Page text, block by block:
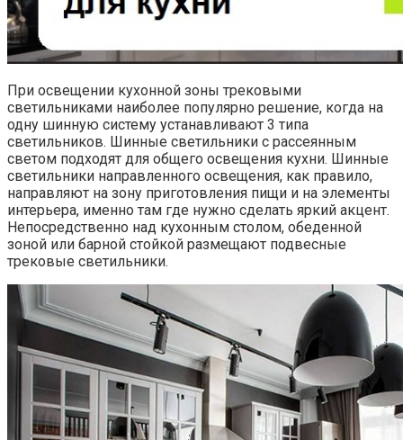
При освещении кухонной зоны трековыми
светильниками наиболее популярно решение, когда на
одну шинную систему устанавливают 3 типа
светильников. Шинные светильники с рассеянным
светом подходят для общего освещения кухни. Шинные
светильники направленного освещения, как правило,
направляют на зону приготовления пищи и на элементы
интерьера, именно там где нужно сделать яркий акцент.
Непосредственно над кухонным столом, обеденной
зоной или барной стойкой размещают подвесные
трековые светильники.